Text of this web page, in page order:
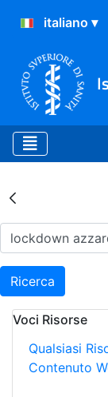
Ricerca
Voci Risorse
Qualsiasi
Contenuto